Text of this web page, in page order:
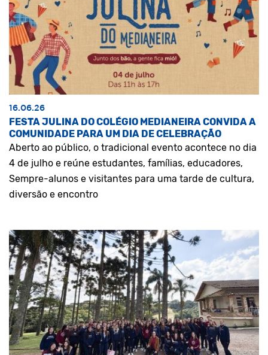
16.06.26
FESTA JULINA DO COLÉGIO MEDIANEIRA CONVIDA A
COMUNIDADE PARA UM DIA DE CELEBRAÇÃO
Aberto ao público, o tradicional evento acontece no dia
4 de julho e reúne estudantes, famílias, educadores,
Sempre-alunos e visitantes para uma tarde de cultura,
diversão e encontro